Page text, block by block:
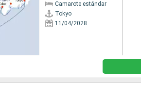
Camarote estándar
Tokyo
11/04/2028